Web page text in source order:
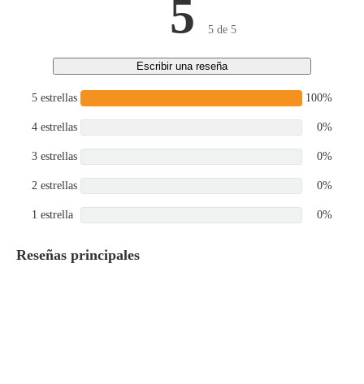
5 5 de 5
Escribir una reseña
5 estrellas 100%
4 estrellas 0%
3 estrellas 0%
2 estrellas 0%
1 estrella 0%
Reseñas principales